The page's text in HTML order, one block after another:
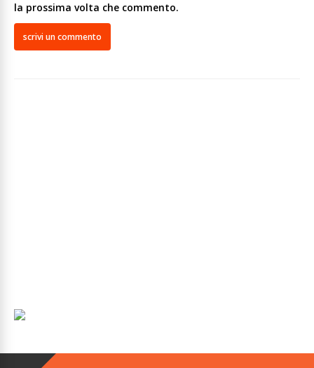
la prossima volta che commento.